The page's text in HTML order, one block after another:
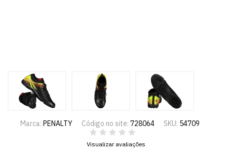
Marca: PENALTY Código no site: 728064 SKU: 54709
Visualizar avaliações